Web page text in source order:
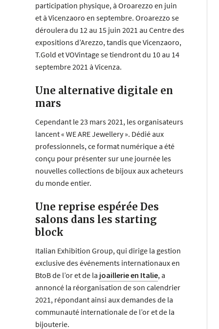
participation physique, à Oroarezzo en juin
et à Vicenzaoro en septembre. Oroarezzo se
déroulera du 12 au 15 juin 2021 au Centre des
expositions d’Arezzo, tandis que Vicenzaoro,
T.Gold et VOVintage se tiendront du 10 au 14
septembre 2021 à Vicenza.
Une alternative digitale en
mars
Cependant le 23 mars 2021, les organisateurs
lancent « WE ARE Jewellery ». Dédié aux
professionnels, ce format numérique a été
conçu pour présenter sur une journée les
nouvelles collections de bijoux aux acheteurs
du monde entier.
Une reprise espérée Des
salons dans les starting
block
Italian Exhibition Group, qui dirige la gestion
exclusive des événements internationaux en
BtoB de l’or et de la joaillerie en Italie, a
annoncé la réorganisation de son calendrier
2021, répondant ainsi aux demandes de la
communauté internationale de l’or et de la
bijouterie.